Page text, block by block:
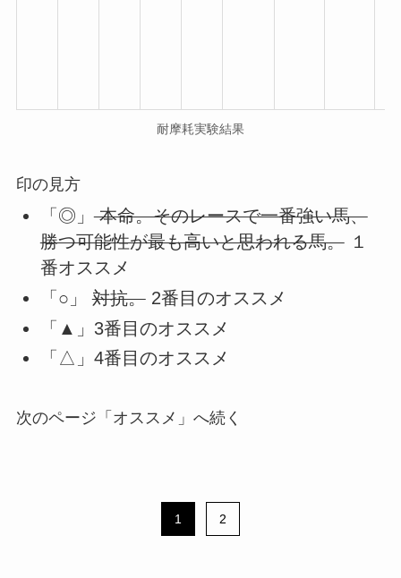
耐摩耗実験結果
印の見方
「◎」本命。そのレースで一番強い馬、
勝つ可能性が最も高いと思われる馬。１
番オススメ
「○」対抗。2番目のオススメ
「▲」3番目のオススメ
「△」4番目のオススメ
次のページ「オススメ」へ続く
1 2